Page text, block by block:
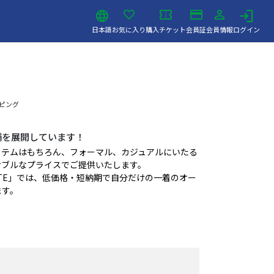
日本語お気に入り購入チケット会員証会員情報ログイン
ング
展開しています！
ムはもちろん、フォーマル、カジュアルにいたる
ルなプライスでご提供いたします。
」では、低価格・短納期で自分だけの一着のオー
。